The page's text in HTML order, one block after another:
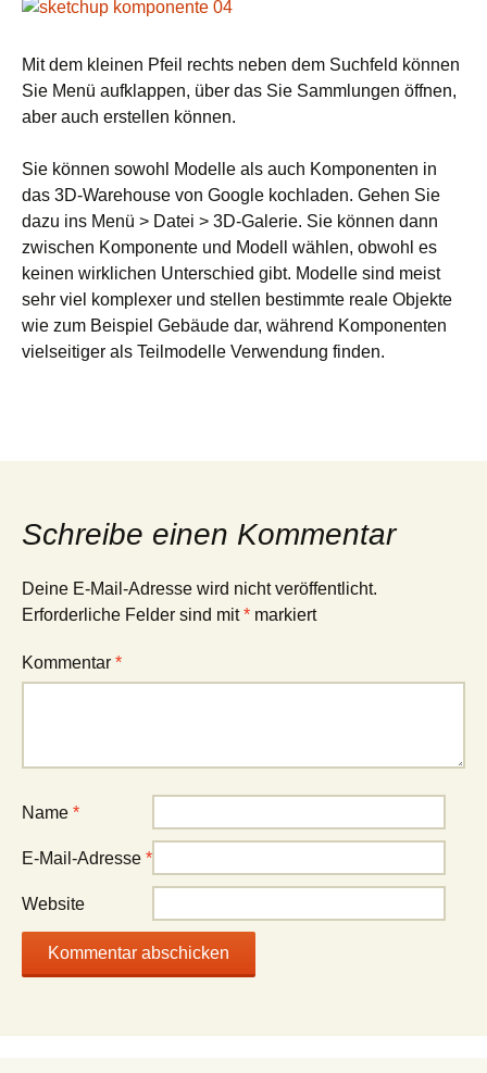
Mit dem kleinen Pfeil rechts neben dem Suchfeld können
Sie Menü aufklappen, über das Sie Sammlungen öffnen,
aber auch erstellen können.
Sie können sowohl Modelle als auch Komponenten in
das 3D-Warehouse von Google kochladen. Gehen Sie
dazu ins Menü > Datei > 3D-Galerie. Sie können dann
zwischen Komponente und Modell wählen, obwohl es
keinen wirklichen Unterschied gibt. Modelle sind meist
sehr viel komplexer und stellen bestimmte reale Objekte
wie zum Beispiel Gebäude dar, während Komponenten
vielseitiger als Teilmodelle Verwendung finden.
Schreibe einen Kommentar
Deine E-Mail-Adresse wird nicht veröffentlicht.
Erforderliche Felder sind mit* markiert
Kommentar *
Name *
E-Mail-Adresse *
Website